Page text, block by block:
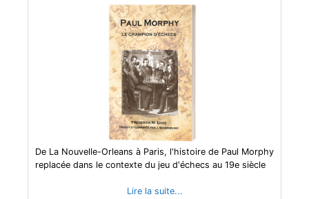
De La Nouvelle-Orleans à Paris, l'histoire de Paul Morphy
replacée dans le contexte du jeu d'échecs au 19e siècle
Lire la suite...